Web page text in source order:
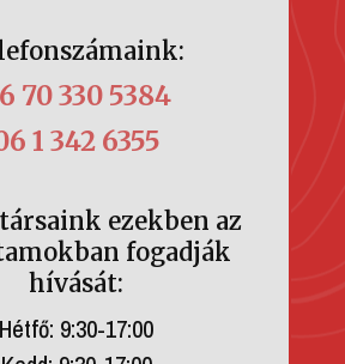
70 330 5384
1 342 6355
ezekben az
fogadják
hívását:
Hétfő: 9:30-17:00